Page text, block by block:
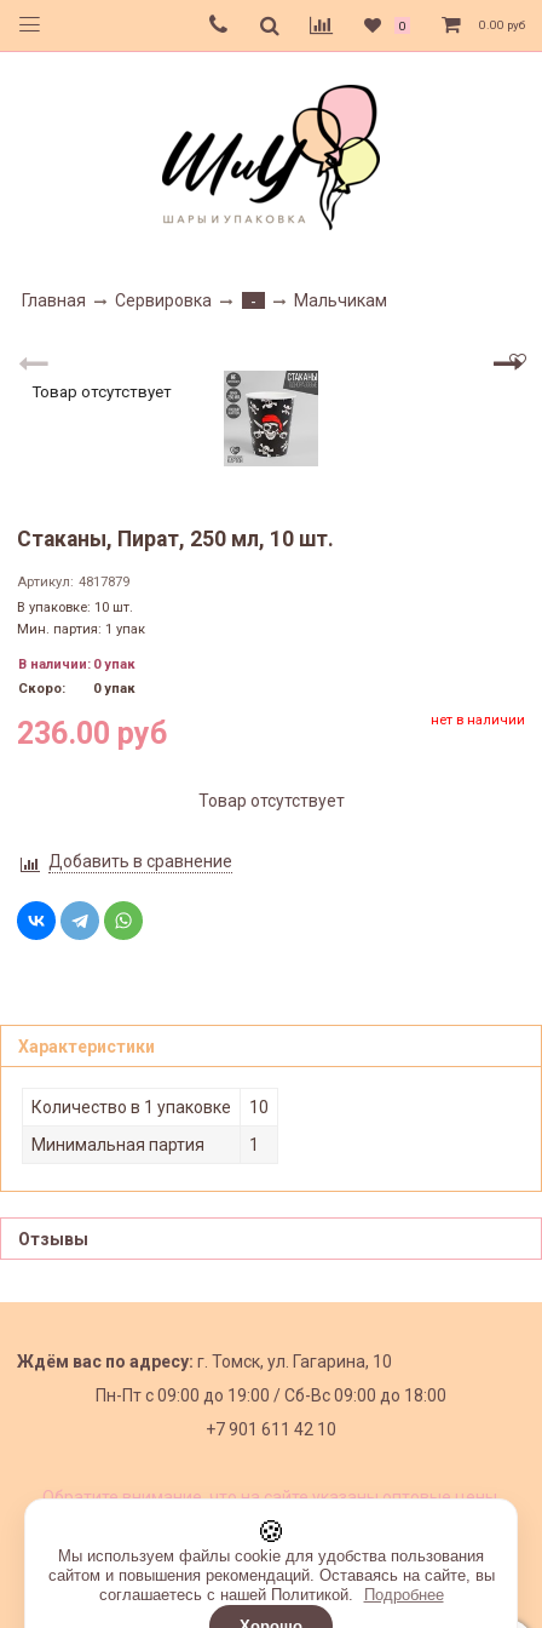
0 0.00 руб
Главная Сервировка - Мальчикам
Товар отсутствует
Стаканы, Пират, 250 мл, 10 шт.
Артикул: 4817879
В упаковке: 10 шт.
Мин. партия: 1 упак
В наличии: 0 упак
Скоро:
0 упак
236.00 руб нет в наличии
Товар отсутствует
Добавить в сравнение
Характеристики
Количество в 1 упаковке
10
Минимальная партия
1
Отзывы
Ждём вас по адресу: г. Томск, ул. Гагарина, 10
Пн-Пт с09:00 до 19:00 /Сб-Вс 09:00 до 18:00
+7 901 611 42 10
Обратите внимание, что на сайте указаны оптовые цены,
🍪
Мы используем файлы cookie для удобства пользования
сайтом и повышения рекомендаций. Оставаясь на сайте, вы
соглашаетесь с нашей Политикой.
Подробнее